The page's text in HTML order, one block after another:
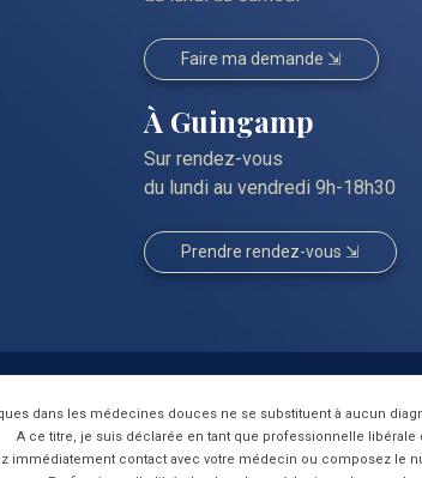
Faire ma demande ⇲
À Guingamp
Sur rendez-vous
du lundi au vendredi 9h-18h30
Prendre rendez-vous ⇲
dans les médecines douces ne se substituent à aucun
A ce titre, je suis déclarée en tant que professionnelle libérale
immédiatement contact avec votre médecin ou composez le